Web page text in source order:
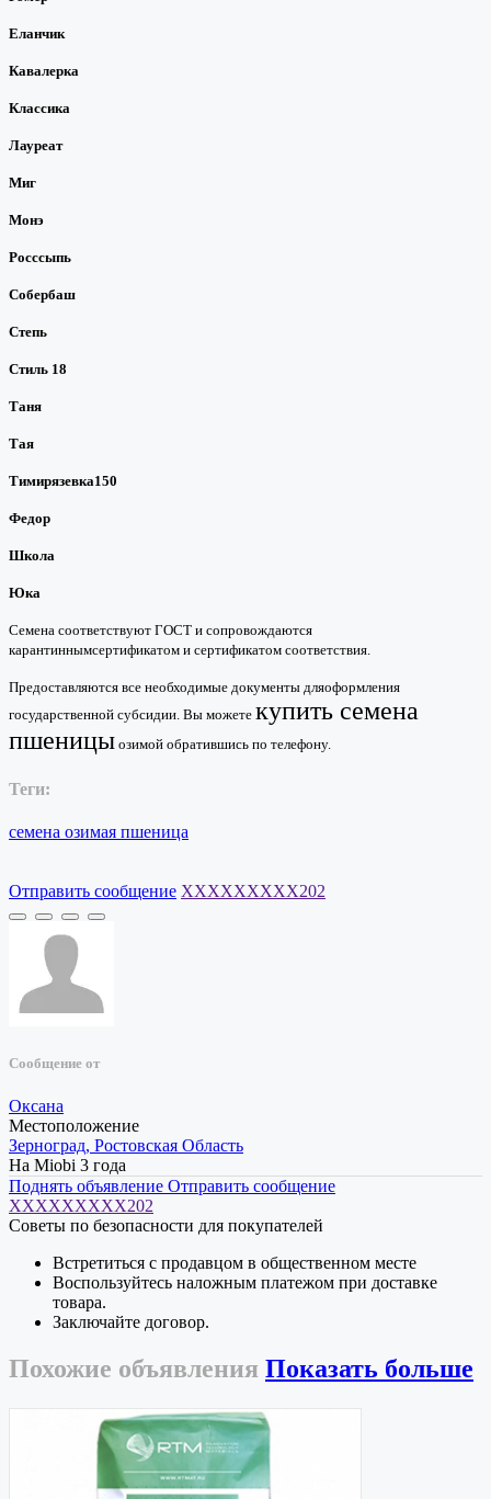
Еланчик
Кавалерка
Классика
Лауреат
Миг
Монэ
Росссыпь
Собербаш
Степь
Стиль 18
Таня
Тая
Тимирязевка150
Федор
Школа
Юка
Семена соответствуют ГОСТ и сопровождаются
карантиннымсертификатом и сертификатом соответствия.
Предоставляются все необходимые документы дляоформления
государственной субсидии. Вы можете купить семена
пшеницы озимой обратившись по телефону.
Теги:
семена озимая пшеница
Отправить сообщение XXXXXXXXX202
Сообщение от
Оксана
Местоположение
Зерноград, Ростовская Область
На Miobi 3 года
Поднять объявление Отправить сообщение
XXXXXXXXX202
Советы по безопасности для покупателей
Встретиться с продавцом в общественном месте
Воспользуйтесь наложным платежом при доставке
товара.
Заключайте договор.
Похожие объявления Показать больше